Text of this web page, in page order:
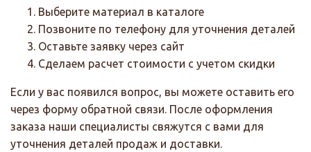
Выберите материал в каталоге
Позвоните по телефону для уточнения деталей
Оставьте заявку через сайт
Сделаем расчет стоимости с учетом скидки
Если у вас появился вопрос, вы можете оставить его
через форму обратной связи. После оформления
заказа наши специалисты свяжутся с вами для
уточнения деталей продаж и доставки.